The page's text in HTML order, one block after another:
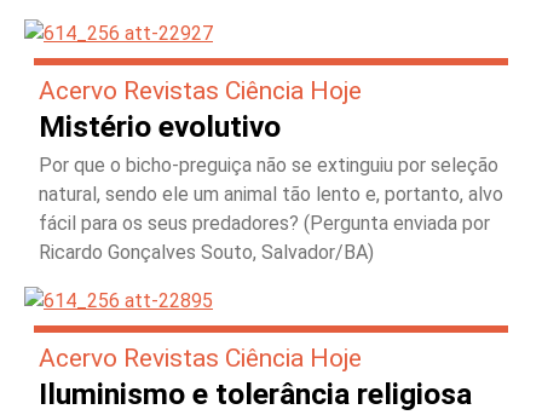
Acervo Revistas Ciência Hoje
Mistério evolutivo
Por que o bicho-preguiça não se extinguiu por seleção
natural, sendo ele um animal tão lento e, portanto, alvo
fácil para os seus predadores? (Pergunta enviada por
Ricardo Gonçalves Souto, Salvador/BA)
Acervo Revistas Ciência Hoje
Iluminismo e tolerância religiosa